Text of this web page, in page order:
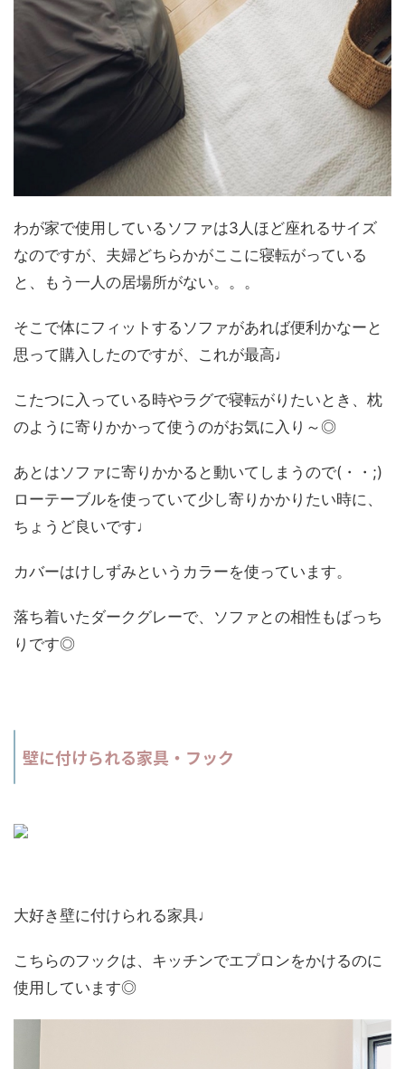
わが家で使用しているソファは3人ほど座れるサイズ
なのですが、夫婦どちらかがここに寝転がっている
と、もう一人の居場所がない。。。
そこで体にフィットするソファがあれば便利かなーと
思って購入したのですが、これが最高♩
こたつに入っている時やラグで寝転がりたいとき、枕
のように寄りかかって使うのがお気に入り～◎
あとはソファに寄りかかると動いてしまうので(・・;)
ローテーブルを使っていて少し寄りかかりたい時に、
ちょうど良いです♩
カバーはけしずみというカラーを使っています。
落ち着いたダークグレーで、ソファとの相性もばっち
りです◎
壁に付けられる家具・フック
大好き壁に付けられる家具♩
こちらのフックは、キッチンでエプロンをかけるのに
使用しています◎